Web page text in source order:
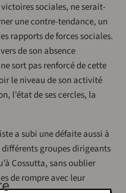
sociales, ne serait-
une contre-tendance, un
rapports de forces sociales.
de son absence
sort pas renforcé de cette
le niveau de son activité
l’état de ses cercles, la
a subi une défaite aussi à
groupes dirigeants
Cossutta, sans oublier
de rompre avec leur